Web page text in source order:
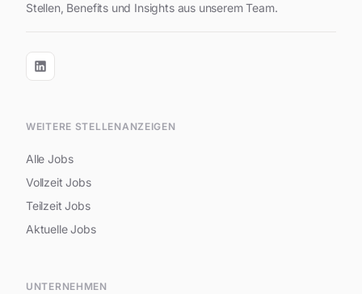
Stellen, Benefits und Insights aus unserem Team.
WEITERE STELLENANZEIGEN
Alle Jobs
Vollzeit Jobs
Teilzeit Jobs
Aktuelle Jobs
UNTERNEHMEN